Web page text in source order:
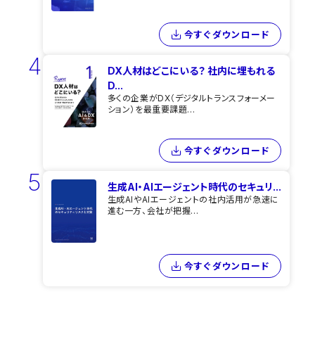
今すぐダウンロード
4
DX人材はどこにいる？ 社内に埋もれる
D...
多くの企業がDX（デジタルトランスフォーメー
ション）を最重要課題...
今すぐダウンロード
5 生成AI・AIエージェント時代のセキュリ...
生成AIやAIエージェントの社内活用が急速に
進む一方、会社が把握...
今すぐダウンロード